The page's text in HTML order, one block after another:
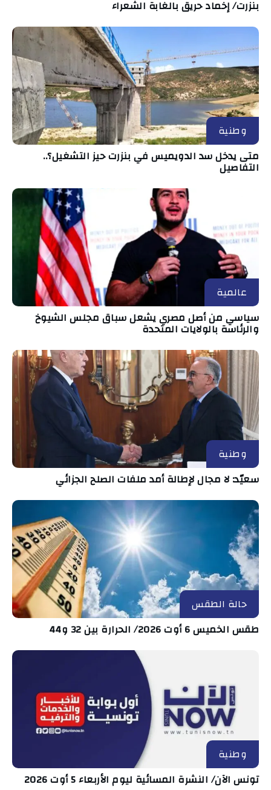
بنزرت/ إخماد حريق بالغابة الشعراء
وطنية
متى يدخل سد الدويميس في بنزرت حيز التشغيل؟..
التفاصيل
عالمية
سياسي من أصل مصري يشعل سباق مجلس الشيوخ
والرئاسة بالولايات المتحدة
وطنية
سعيّد: لا مجال لإطالة أمد ملفات الصلح الجزائي
حالة الطقس
طقس الخميس 6 أوت 2026/ الحرارة بين 32 و44
وطنية
تونس الآن/ النشرة المسائية ليوم الأربعاء 5 أوت 2026